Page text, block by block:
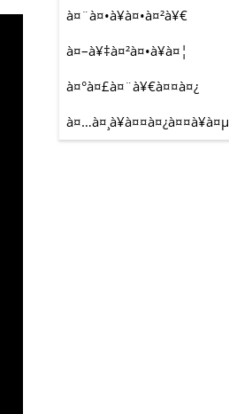
à¤¨à¤•à¥à¤•à¤²à¥€
à¤–à¥‡à¤²à¤•à¥à¤¦
à¤°à¤£à¤¨à¥€à¤¤à¤¿
à¤…à¤¸à¥à¤¤à¤¿à¤¤à¥à¤µ